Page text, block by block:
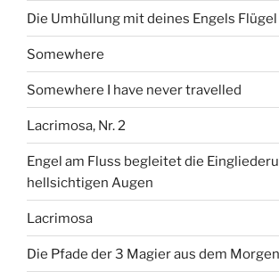
Die Umhüllung mit deines Engels Flügel
Somewhere
Somewhere I have never travelled
Lacrimosa, Nr. 2
Engel am Fluss begleitet die
hellsichtigen Augen
Lacrimosa
Die Pfade der 3 Magier aus dem